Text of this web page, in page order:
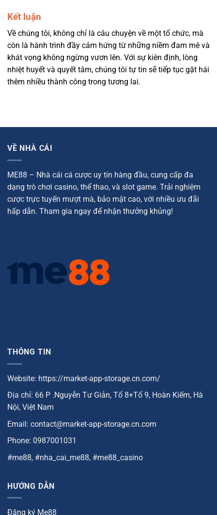
Kết luận
Về chúng tôi, không chỉ là câu chuyện về một tổ chức, mà
còn là hành trình đầy cảm hứng từ những niềm đam mê và
khát vọng không ngừng vươn lên. Với sự kiên định, lòng
nhiệt huyết và quyết tâm, chúng tôi tự tin sẽ tiếp tục gặt hái
thêm nhiều thành công trong tương lai.
VỀ NHÀ CÁI
ME88 – Nhà cái cá cược uy tín hàng đầu, cung cấp đa
dạng trò chơi casino, thể thao, và slot game. Trải nghiệm
cược trực tuyến mượt mà, bảo mật cao, với nhiều ưu đãi
hấp dẫn. Tham gia ngay để nhận thưởng khủng!
THÔNG TIN
Website: https://market-app-storage.cn.com/
Địa chỉ: 66 P .Nguyễn Tư Giản, Tổ 8+Tổ 9, Hoàn Kiếm, Hà
Nội, Việt Nam
Email: contact@market-app-storage.cn.com
Phone: 0987001031
#me88, #nha_cai_me88, #me88_casino
HƯỚNG DẪN
Đăng ký Me88